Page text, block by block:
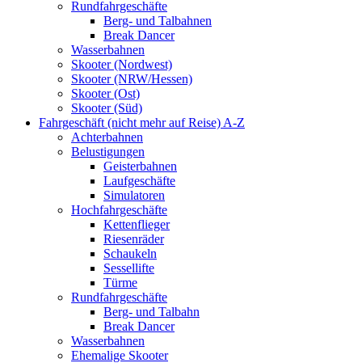
Rundfahrgeschäfte
Berg- und Talbahnen
Break Dancer
Wasserbahnen
Skooter (Nordwest)
Skooter (NRW/Hessen)
Skooter (Ost)
Skooter (Süd)
Fahrgeschäft (nicht mehr auf Reise) A-Z
Achterbahnen
Belustigungen
Geisterbahnen
Laufgeschäfte
Simulatoren
Hochfahrgeschäfte
Kettenflieger
Riesenräder
Schaukeln
Sessellifte
Türme
Rundfahrgeschäfte
Berg- und Talbahn
Break Dancer
Wasserbahnen
Ehemalige Skooter